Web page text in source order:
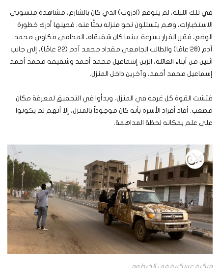
في تلك الليلة، لم يتوقع (ادروب) الذي كان بالشارع، مشاهدة منسوبي
الاستخبارات، وهم يتسللون نحو منزله بحثًا عنه، فحينها أدرك خطورة
الوضع، فقرر الفرار بسرعة. بينما كان شقيقاه، المحامي مكاوي محمد
آدم (28 عامًا) والطالب الجامعي مقداد محمد آدم (22 عامًا)، إلى جانب
اثنين من أبناء العائلة، الزبن إسماعيل محمد أحمد وشقيقه محمد أحمد
إسماعيل محمد أحمد، وآخرين داخل المنزل.
فتشت القوة كل غرفة في المنزل، وبدأوا في التحقيق لمعرفة مكان
مصعب. أفاد أفراد الأسرة بأنه كان موجوداً بالمنزل، إلا أنهم لم يكونوا
على علم بمكانه لحظة المداهمة.
مركبة عسكرية في الخرطوم